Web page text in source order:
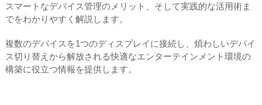
スマートなデバイス管理のメリット、そして実践的な活用術ま
でをわかりやすく解説します。
複数のデバイスを1つのディスプレイに接続し、煩わしいデバイ
ス切り替えから解放される快適なエンターテインメント環境の
構築に役立つ情報を提供します。